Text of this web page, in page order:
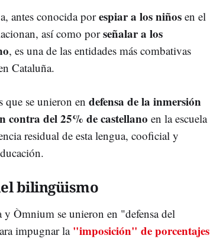
antes conocida porespiar a los niños en el
así como porseñalar a los
, es una de las entidades más combativas
Cataluña.
que se unieron en defensa de la inmersión
contra del 25% de castellano en la escuela
residual de esta lengua, cooficial y
bilingüismo
Òmnium se unieron en "defensa del
impugnar la "imposición" de porcentajes